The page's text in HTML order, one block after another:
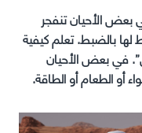
بعض الأحيان تنفجر
لها بالضبط. تعلم كيفية
في بعض الأحيان
أو الطعام أو الطاقة.